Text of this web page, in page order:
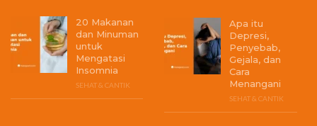
20 Makanan
dan Minuman
untuk
Mengatasi
Insomnia
SEHAT & CANTIK
Apa itu
Depresi,
Penyebab,
Gejala, dan
Cara
Menangani
SEHAT & CANTIK